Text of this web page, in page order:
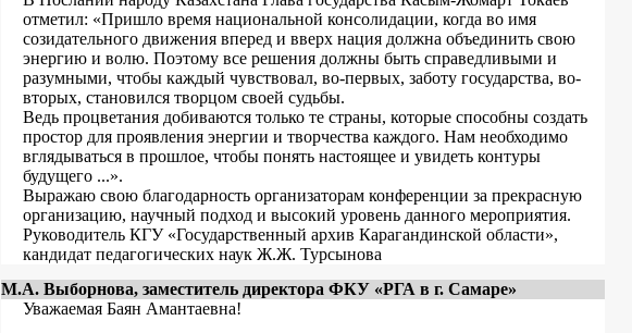
отметил: «Пришло время национальной консолидации, когда во имя
созидательного движения вперед и вверх нация должна объединить свою
энергию и волю. Поэтому все решения должны быть справедливыми и
разумными, чтобы каждый чувствовал, во-первых, заботу государства, во-
вторых, становился творцом своей судьбы.
Ведь процветания добиваются только те страны, которые способны создать
простор для проявления энергии и творчества каждого. Нам необходимо
вглядываться в прошлое, чтобы понять настоящее и увидеть контуры
будущего ...».
Выражаю свою благодарность организаторам конференции за прекрасную
организацию, научный подход и высокий уровень данного мероприятия.
Руководитель КГУ «Государственный архив Карагандинской области»,
кандидат педагогических наук Ж.Ж. Турсынова
М.А. Выборнова, заместитель директора ФКУ «РГА в г. Самаре»
Уважаемая Баян Амантаевна!